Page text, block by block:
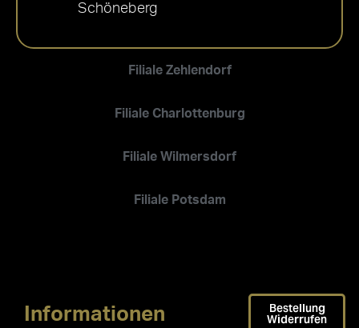
Filiale Zehlendorf
Filiale Charlottenburg
Filiale Wilmersdorf
Filiale Potsdam
Schöneberg
Informationen Bestellung
Widerrufen